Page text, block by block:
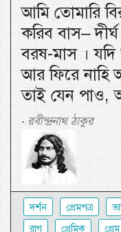
আমি তোমারি
করিব বাস–
বরষ-মাস ।
আর ফিরে নাহি
তাই যেন পাও,
- রবীন্দ্রনাথ ঠাকুর
দর্শন প্রেমপত্র
রাগ
প্রেমিক প্রেম